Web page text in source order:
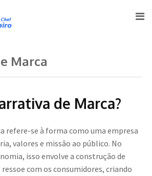
Marca
de Marca?
refere-se à forma como uma empresa
valores e missão ao público. No
isso envolve a construção de
com os consumidores, criando